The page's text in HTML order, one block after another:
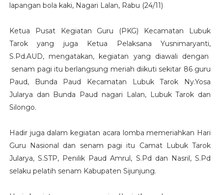
lapangan bola kaki, Nagari Lalan, Rabu (24/11)
Ketua Pusat Kegiatan Guru (PKG) Kecamatan Lubuk
Tarok yang juga Ketua Pelaksana Yusnimaryanti,
S.Pd.AUD, mengatakan, kegiatan yang diawali dengan
senam pagi itu berlangsung meriah diikuti sekitar 86 guru
Paud, Bunda Paud Kecamatan Lubuk Tarok Ny.Yosa
Jularya dan Bunda Paud nagari Lalan, Lubuk Tarok dan
Silongo.
Hadir juga dalam kegiatan acara lomba memeriahkan Hari
Guru Nasional dan senam pagi itu Camat Lubuk Tarok
Jularya, S.STP, Penilik Paud Amrul, S.Pd dan Nasril, S.Pd
selaku pelatih senam Kabupaten Sijunjung.